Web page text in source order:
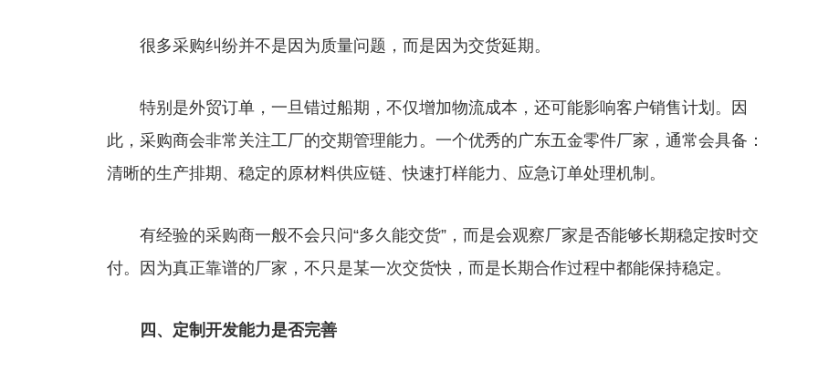
很多采购纠纷并不是因为质量问题，而是因为交货延期。
特别是外贸订单，一旦错过船期，不仅增加物流成本，还可能影响客户销售计划。因
此，采购商会非常关注工厂的交期管理能力。一个优秀的广东五金零件厂家，通常会具备：
清晰的生产排期、稳定的原材料供应链、快速打样能力、应急订单处理机制。
有经验的采购商一般不会只问“多久能交货”，而是会观察厂家是否能够长期稳定按时交
付。因为真正靠谱的厂家，不只是某一次交货快，而是长期合作过程中都能保持稳定。
四、定制开发能力是否完善